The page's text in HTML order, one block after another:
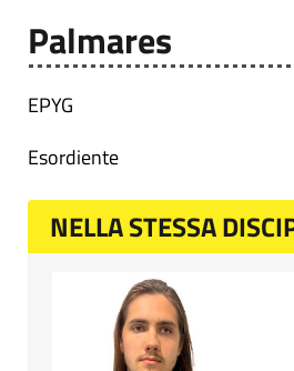
Palmares
EPYG
Esordiente
NELLA STESSA